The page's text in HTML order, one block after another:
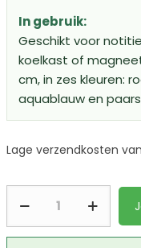
In gebruik:
Geschikt voor
koelkast of
cm, in zes kleuren:
aquablauw en
Lage verzendkosten